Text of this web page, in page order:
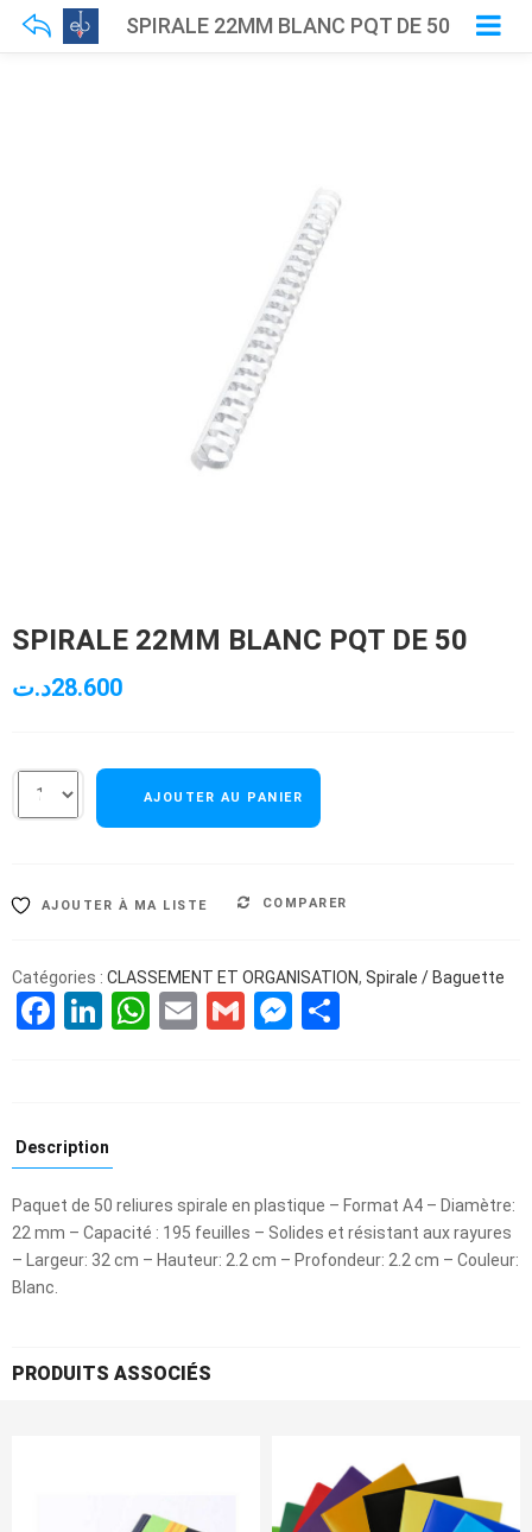
SPIRALE 22MM BLANC PQT DE 50
SPIRALE 22MM BLANC PQT DE 50
28.600د.ت
AJOUTER AU PANIER
AJOUTER À MA LISTE COMPARER
Catégories : CLASSEMENT ET ORGANISATION, Spirale / Baguette
Facebook
LinkedIn
WhatsApp
EmailGmailMessenger
Description
Paquet de 50 reliures spirale en plastique – Format A4 – Diamètre:
22 mm – Capacité : 195 feuilles – Solides et résistant aux rayures
– Largeur: 32 cm – Hauteur: 2.2 cm – Profondeur: 2.2 cm – Couleur:
Blanc.
PRODUITS ASSOCIÉS